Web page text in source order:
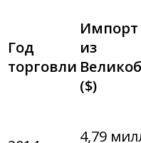
Год
торговли
из
($)
4,79